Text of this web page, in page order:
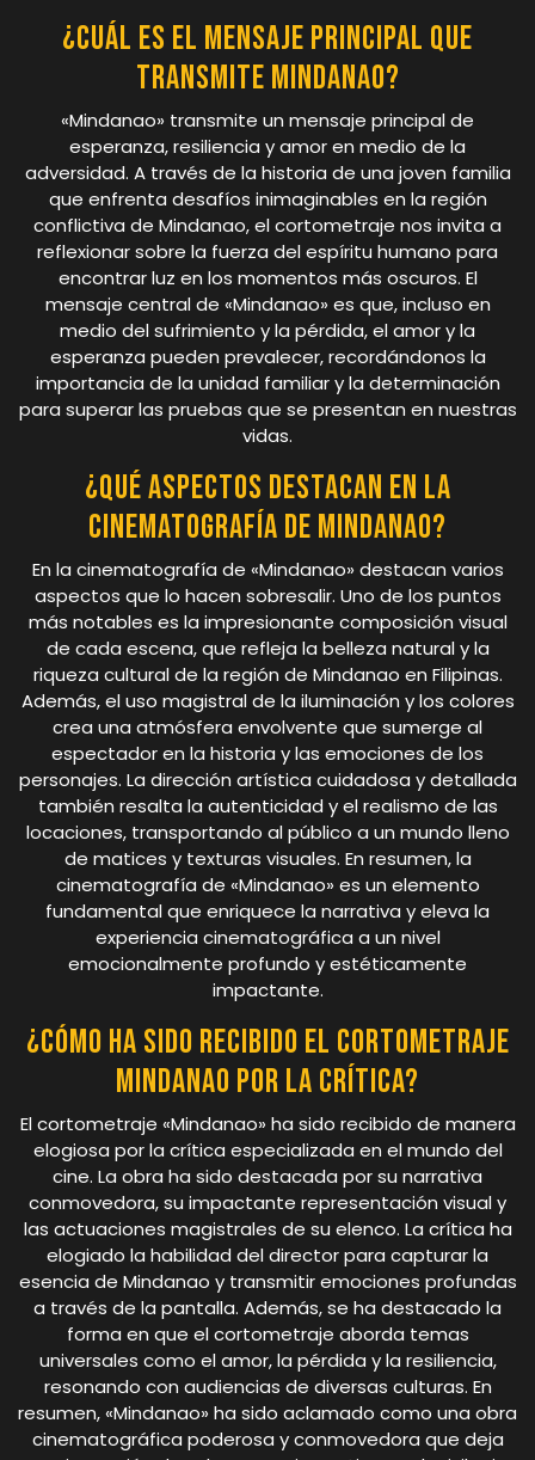
¿Cuál es el mensaje principal que
transmite Mindanao?
«Mindanao» transmite un mensaje principal de
esperanza, resiliencia y amor en medio de la
adversidad. A través de la historia de una joven familia
que enfrenta desafíos inimaginables en la región
conflictiva de Mindanao, el cortometraje nos invita a
reflexionar sobre la fuerza del espíritu humano para
encontrar luz en los momentos más oscuros. El
mensaje central de «Mindanao» es que, incluso en
medio del sufrimiento y la pérdida, el amor y la
esperanza pueden prevalecer, recordándonos la
importancia de la unidad familiar y la determinación
para superar las pruebas que se presentan en nuestras
vidas.
¿Qué aspectos destacan en la
cinematografía de Mindanao?
En la cinematografía de «Mindanao» destacan varios
aspectos que lo hacen sobresalir. Uno de los puntos
más notables es la impresionante composición visual
de cada escena, que refleja la belleza natural y la
riqueza cultural de la región de Mindanao en Filipinas.
Además, el uso magistral de la iluminación y los colores
crea una atmósfera envolvente que sumerge al
espectador en la historia y las emociones de los
personajes. La dirección artística cuidadosa y detallada
también resalta la autenticidad y el realismo de las
locaciones, transportando al público a un mundo lleno
de matices y texturas visuales. En resumen, la
cinematografía de «Mindanao» es un elemento
fundamental que enriquece la narrativa y eleva la
experiencia cinematográfica a un nivel
emocionalmente profundo y estéticamente
impactante.
¿Cómo ha sido recibido el cortometraje
Mindanao por la crítica?
El cortometraje «Mindanao» ha sido recibido de manera
elogiosa por la crítica especializada en el mundo del
cine. La obra ha sido destacada por su narrativa
conmovedora, su impactante representación visual y
las actuaciones magistrales de su elenco. La crítica ha
elogiado la habilidad del director para capturar la
esencia de Mindanao y transmitir emociones profundas
a través de la pantalla. Además, se ha destacado la
forma en que el cortometraje aborda temas
universales como el amor, la pérdida y la resiliencia,
resonando con audiencias de diversas culturas. En
resumen, «Mindanao» ha sido aclamado como una obra
cinematográfica poderosa y conmovedora que deja